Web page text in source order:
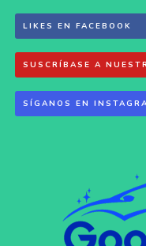
LIKES EN FACEBOOK
SUSCRÍBASE A
SÍGANOS EN